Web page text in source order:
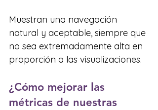
Muestran una navegación
natural y aceptable, siempre que
no sea extremadamente alta en
proporción a las visualizaciones.
¿Cómo mejorar las
métricas de nuestras